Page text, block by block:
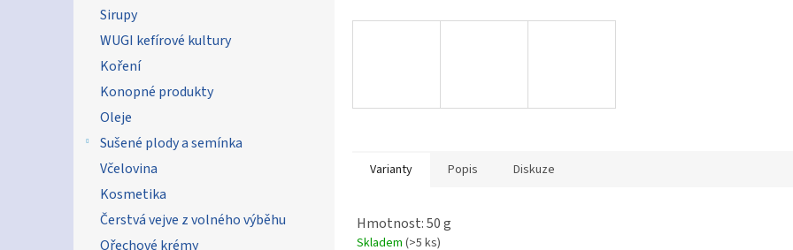
Sirupy
WUGI kefírové kultury
Koření
Konopné produkty
Oleje
Sušené plody a semínka
Včelovina
Kosmetika
Čerstvá vejve z volného výběhu
Ořechové krémy
Varianty Popis Diskuze
Hmotnost: 50 g
Skladem (>5 ks)